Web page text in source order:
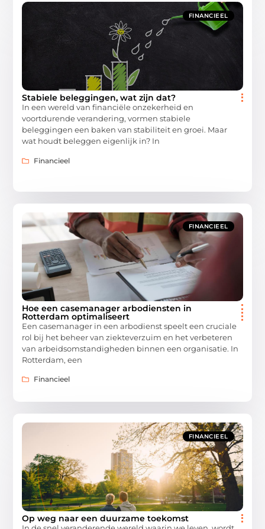
FINANCIEEL
Stabiele beleggingen, wat zijn dat?
In een wereld van financiële onzekerheid en
voortdurende verandering, vormen stabiele
beleggingen een baken van stabiliteit en groei. Maar
wat houdt beleggen eigenlijk in? In
Financieel
FINANCIEEL
Hoe een casemanager arbodiensten in
Rotterdam optimaliseert
Een casemanager in een arbodienst speelt een cruciale
rol bij het beheer van ziekteverzuim en het verbeteren
van arbeidsomstandigheden binnen een organisatie. In
Rotterdam, een
Financieel
FINANCIEEL
Op weg naar een duurzame toekomst